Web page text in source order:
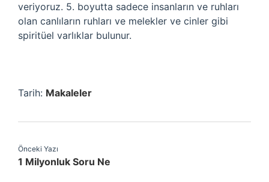
veriyoruz. 5. boyutta sadece insanların ve ruhları
olan canlıların ruhları ve melekler ve cinler gibi
spiritüel varlıklar bulunur.
Tarih: Makaleler
Önceki Yazı
1 Milyonluk Soru Ne